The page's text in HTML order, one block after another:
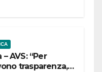
AVS: “Per
trasparenza,